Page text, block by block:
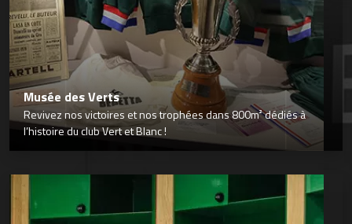
Musée des Verts
Revivez nos victoires et nos trophées dans 800m² dédiés à
l’histoire du club Vert et Blanc !